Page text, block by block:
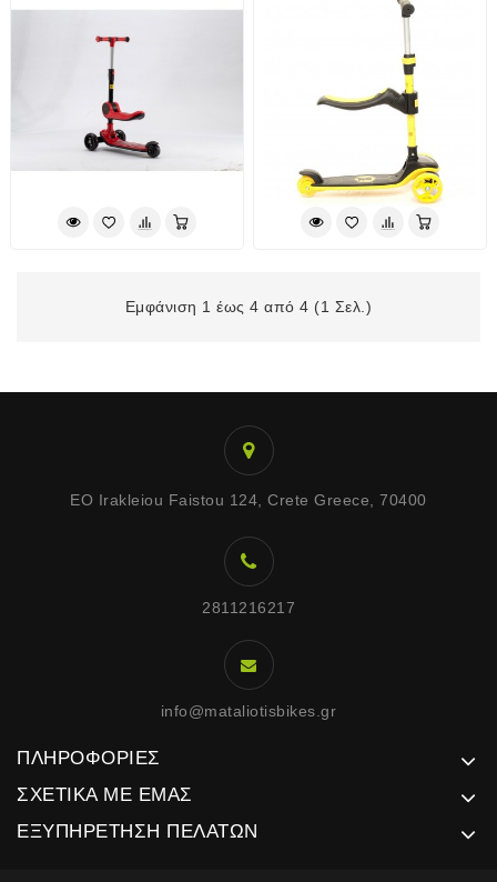
Εμφάνιση 1 έως 4 από 4 (1 Σελ.)
EO Irakleiou Faistou 124, Crete Greece, 70400
2811216217
info@mataliotisbikes.gr
ΠΛΗΡΟΦΟΡΊΕΣ
ΣΧΕΤΙΚΆ ΜΕ ΕΜΆΣ
ΕΞΥΠΗΡΈΤΗΣΗ ΠΕΛΑΤΏΝ